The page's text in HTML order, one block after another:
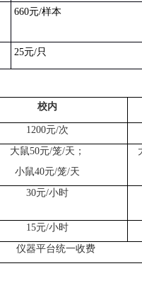
660元/样本
25元/只
校内
1200元/次
大鼠50元/笼/天；
小鼠40元/笼/天
30元/小时
15元/小时
仪器平台统一收费